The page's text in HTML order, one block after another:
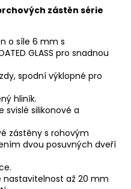
zástěn série
o síle 6 mm s
GLASS pro snadnou
spodní výklopné pro
hliník.
svislé silikonové a
zástěny s rohovým
dvou posuvných dveří
nastavitelnost až 20 mm